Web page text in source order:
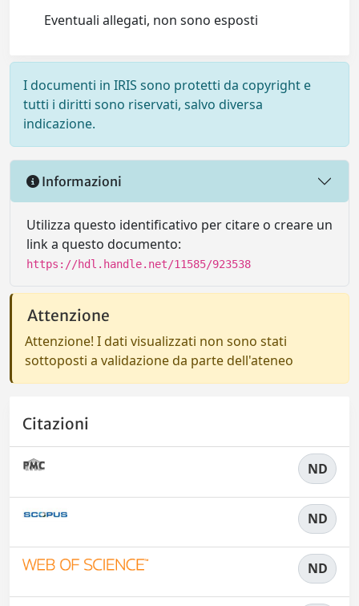
Eventuali allegati, non sono esposti
I documenti in IRIS sono protetti da copyright e
tutti i diritti sono riservati, salvo diversa
indicazione.
Informazioni
Utilizza questo identificativo per citare o creare un
link a questo documento:
https://hdl.handle.net/11585/923538
Attenzione
Attenzione! I dati visualizzati non sono stati
sottoposti a validazione da parte dell'ateneo
Citazioni
ND
ND
ND